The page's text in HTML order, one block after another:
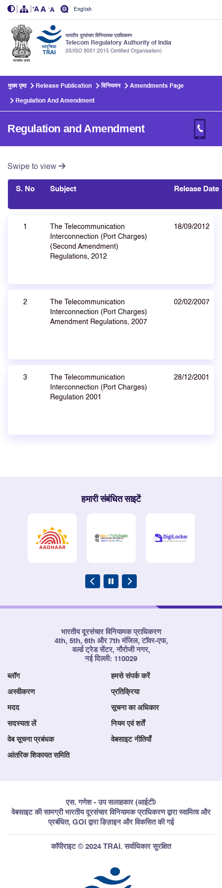
English
भारतीय दूरसंचार विनियामक प्राधिकरण
Telecom Regulatory Authority of India
(IS/ISO 9001:2015 Certified Organisation)
मुख्य पृष्ठ Release Publication विनियमन Amendments Page
Regulation And Amendment
Regulation and Amendment
Swipe to view
S. No Subject Release Date
1
The Telecommunication
Interconnection (Port Charges)
(Second Amendment)
Regulations, 2012
18/09/2012
2
The Telecommunication
Interconnection (Port Charges)
Amendment Regulations, 2007
02/02/2007
3
The Telecommunication
Interconnection (Port Charges)
Regulation 2001
28/12/2001
हमारी संबंधित साइटें
भारतीय दूरसंचार विनियामक प्राधिकरण
4th, 5th, 6th और 7th मंजिल, टॉवर-एफ,
वर्ल्ड ट्रेड सेंटर, नौरोजी नगर,
नई दिल्ली: 110029
ब्लॉग हमसे संपर्क करें
अस्वीकरण प्रतिक्रिया
मदद सूचना का अधिकार
सदस्यता लें नियम एवं शर्तें
वेब सूचना प्रबंधक वेबसाइट नीतियाँ
आंतरिक शिकायत समिति
एस. गणेश - उप सलाहकार (आईटी)
वेबसाइट की सामग्री भारतीय दूरसंचार विनियामक प्राधिकरण द्वारा स्वामित्व और
प्रबंधित, GOI द्वारा डिज़ाइन और विकसित की गई
कॉपीराइट © 2024 TRAI. सर्वाधिकार सुरक्षित